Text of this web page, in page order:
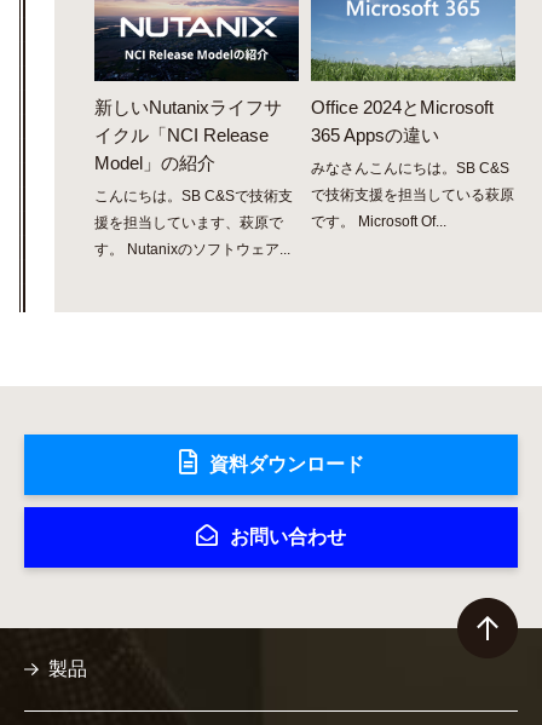
新しいNutanixライフサ
イクル「NCI Release
Model」の紹介
こんにちは。SB C&Sで技術支
援を担当しています、萩原で
す。 Nutanixのソフトウェア...
Office 2024とMicrosoft
365 Appsの違い
みなさんこんにちは。SB C&S
で技術支援を担当している萩原
です。 Microsoft Of...
資料ダウンロード
お問い合わせ
製品